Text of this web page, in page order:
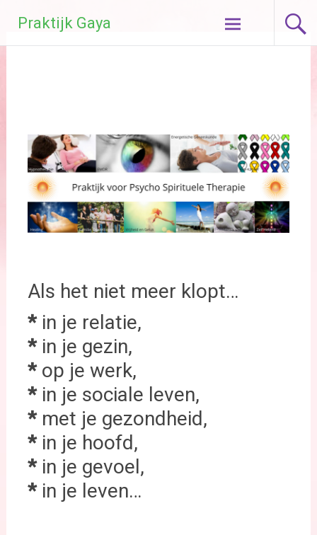
naar
de
Praktijk Gaya
Als het niet meer klopt…
*in je relatie,
*in je gezin,
*op je werk,
*in je sociale leven,
*met je gezondheid,
*in je hoofd,
*in je gevoel,
*in je leven…